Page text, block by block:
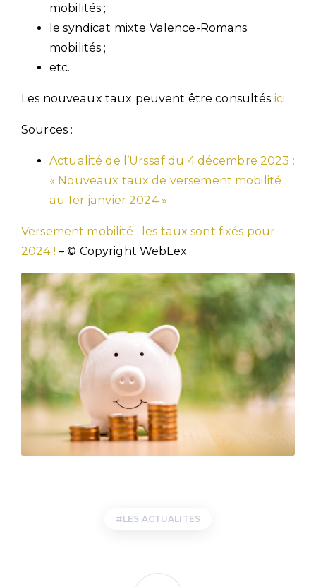
mobilités ;
le syndicat mixte Valence-Romans
mobilités ;
etc.
Les nouveaux taux peuvent être consultés ici.
Sources :
Actualité de l’Urssaf du 4 décembre 2023 :
« Nouveaux taux de versement mobilité
au 1er janvier 2024 »
Versement mobilité : les taux sont fixés pour
2024 ! – © Copyright WebLex
LES ACTUALITES